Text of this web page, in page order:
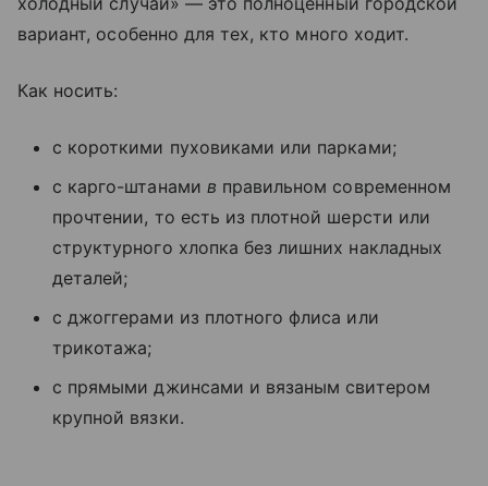
вариант, особенно для тех, кто много ходит.
Как носить:
с короткими пуховиками или парками;
с карго-штанами в правильном современном
прочтении, то есть из плотной шерсти или
структурного хлопка без лишних накладных
деталей;
с джоггерами из плотного флиса или
трикотажа;
с прямыми джинсами и вязаным свитером
крупной вязки.